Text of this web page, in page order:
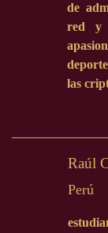
de
red y
las
Raúl
Perú